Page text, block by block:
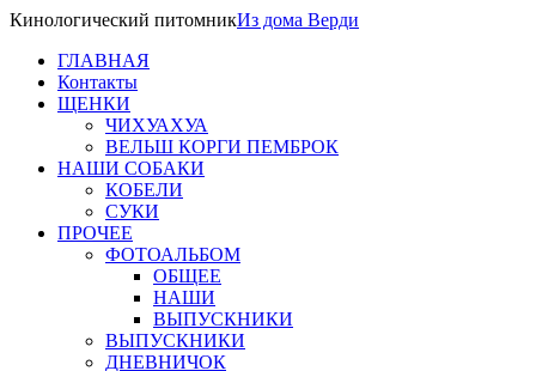
Кинологический питомникИз дома Верди
ГЛАВНАЯ
Контакты
ЩЕНКИ
ЧИХУАХУА
ВЕЛЬШ КОРГИ ПЕМБРОК
НАШИ СОБАКИ
КОБЕЛИ
СУКИ
ПРОЧЕЕ
ФОТОАЛЬБОМ
ОБЩЕЕ
НАШИ
ВЫПУСКНИКИ
ВЫПУСКНИКИ
ДНЕВНИЧОК